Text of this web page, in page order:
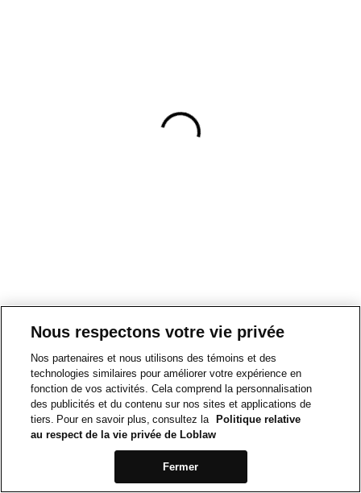
Nous respectons votre vie privée
Nos partenaires et nous utilisons des témoins et des
technologies similaires pour améliorer votre expérience en
fonction de vos activités. Cela comprend la personnalisation
des publicités et du contenu sur nos sites et applications de
tiers. Pour en savoir plus, consultez la
Politique relative
au respect de la vie privée de Loblaw
Fermer